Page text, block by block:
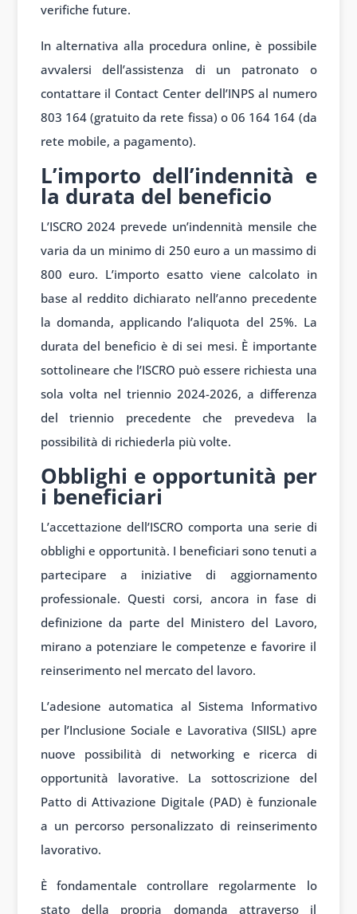
verifiche future.
In alternativa alla procedura online, è possibile
avvalersi dell’assistenza di un patronato o
contattare il Contact Center dell’INPS al numero
803 164 (gratuito da rete fissa) o 06 164 164 (da
rete mobile, a pagamento).
L’importo dell’indennità e
la durata del beneficio
L’ISCRO 2024 prevede un’indennità mensile che
varia da un minimo di 250 euro a un massimo di
800 euro. L’importo esatto viene calcolato in
base al reddito dichiarato nell’anno precedente
la domanda, applicando l’aliquota del 25%. La
durata del beneficio è di sei mesi. È importante
sottolineare che l’ISCRO può essere richiesta una
sola volta nel triennio 2024-2026, a differenza
del triennio precedente che prevedeva la
possibilità di richiederla più volte.
Obblighi e opportunità per
i beneficiari
L’accettazione dell’ISCRO comporta una serie di
obblighi e opportunità. I beneficiari sono tenuti a
partecipare a iniziative di aggiornamento
professionale. Questi corsi, ancora in fase di
definizione da parte del Ministero del Lavoro,
mirano a potenziare le competenze e favorire il
reinserimento nel mercato del lavoro.
L’adesione automatica al Sistema Informativo
per l’Inclusione Sociale e Lavorativa (SIISL) apre
nuove possibilità di networking e ricerca di
opportunità lavorative. La sottoscrizione del
Patto di Attivazione Digitale (PAD) è funzionale
a un percorso personalizzato di reinserimento
lavorativo.
È fondamentale controllare regolarmente lo
stato della propria domanda attraverso il